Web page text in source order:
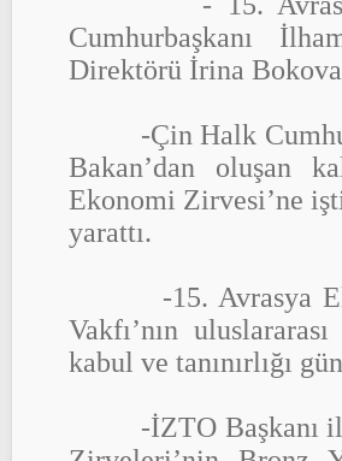
Cumhurbaşkanı
Direktörü İrina
-Çin Halk
Bakan’dan oluşan
Ekonomi Zirvesi’ne
yarattı.
-15. Avrasya
Vakfı’nın
kabul ve tanınırlığı
-İZTO Başkanı ile